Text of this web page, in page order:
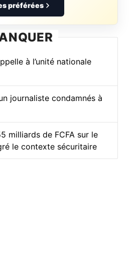
préférées
à l’unité nationale
journaliste condamnés à
milliards de FCFA sur le
le contexte sécuritaire